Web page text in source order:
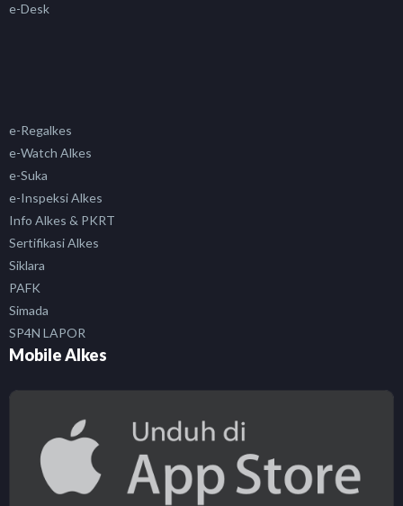
e-Desk
e-Regalkes
e-Watch Alkes
e-Suka
e-Inspeksi Alkes
Info Alkes & PKRT
Sertifikasi Alkes
Siklara
PAFK
Simada
SP4N LAPOR
Mobile Alkes